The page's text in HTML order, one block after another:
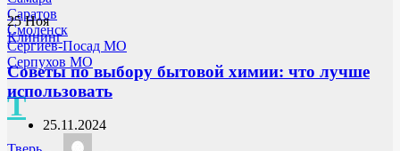
Саратов
Смоленск
Сергиев-Посад МО
Серпухов МО
Т
25Ноя
Клининг
Советы по выбору бытовой химии: что лучше
использовать
25.11.2024